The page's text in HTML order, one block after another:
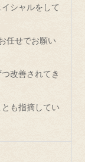
シャルをして
任せでお願い
改善されてき
も指摘してい